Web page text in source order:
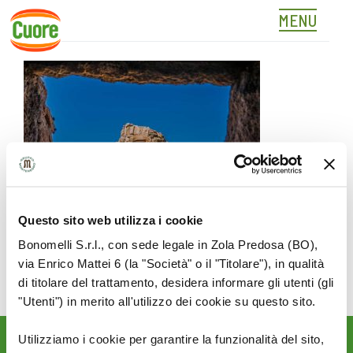
Questo sito web utilizza i cookie
Bonomelli S.r.l., con sede legale in Zola Predosa (BO),
via Enrico Mattei 6 (la "Società" o il "Titolare"), in qualità
di titolare del trattamento, desidera informare gli utenti (gli
"Utenti") in merito all'utilizzo dei cookie su questo sito.
Utilizziamo i cookie per garantire la funzionalità del sito,
Skip
content
MENU
CANDEO